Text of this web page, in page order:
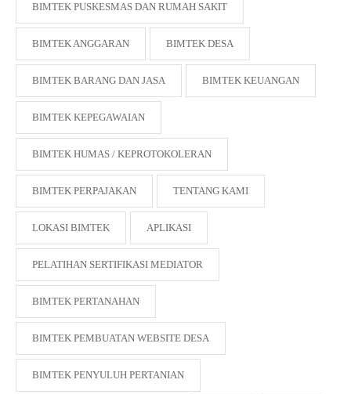
BIMTEK PUSKESMAS DAN RUMAH SAKIT
BIMTEK ANGGARAN BIMTEK DESA
BIMTEK BARANG DAN JASA BIMTEK KEUANGAN
BIMTEK KEPEGAWAIAN
BIMTEK HUMAS / KEPROTOKOLERAN
BIMTEK PERPAJAKAN TENTANG KAMI
LOKASI BIMTEK APLIKASI
PELATIHAN SERTIFIKASI MEDIATOR
BIMTEK PERTANAHAN
BIMTEK PEMBUATAN WEBSITE DESA
BIMTEK PENYULUH PERTANIAN